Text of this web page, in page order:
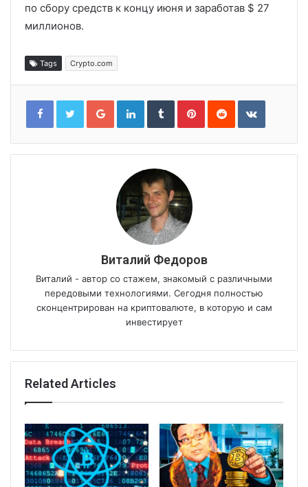
по сбору средств к концу июня и заработав $ 27
миллионов.
Tags Crypto.com
Google+LinkedInTumblrPinterestReddit VKontakte
Виталий Федоров
Виталий - автор со стажем, знакомый с различными
передовыми технологиями. Сегодня полностью
сконцентрирован на криптовалюте, в которую и сам
инвестирует
Related Articles